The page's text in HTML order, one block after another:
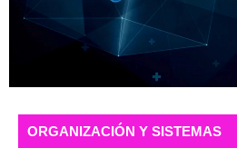
ORGANIZACIÓN Y SISTEMAS